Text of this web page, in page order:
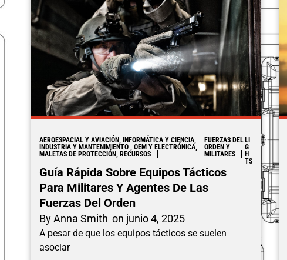
AEROESPACIAL Y AVIACIÓN, INFORMÁTICA Y CIENCIA,
INDUSTRIA Y MANTENIMIENTO , OEM Y ELECTRÓNICA,
MALETAS DE PROTECCIÓN, RECURSOS
FUERZAS DEL
ORDEN Y
MILITARES
LI
G
H
TS
Guía Rápida Sobre Equipos Tácticos
Para Militares Y Agentes De Las
Fuerzas Del Orden
ByAnna Smith on junio 4, 2025
A pesar de que los equipos tácticos se suelen
asociar